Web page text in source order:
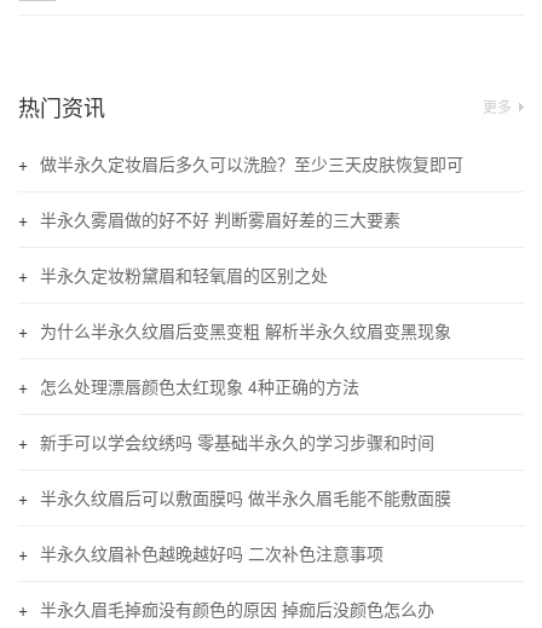
更多
热门资讯
做半永久定妆眉后多久可以洗脸？至少三天皮肤恢复即可
半永久雾眉做的好不好 判断雾眉好差的三大要素
半永久定妆粉黛眉和轻氧眉的区别之处
为什么半永久纹眉后变黑变粗 解析半永久纹眉变黑现象
怎么处理漂唇颜色太红现象 4种正确的方法
新手可以学会纹绣吗 零基础半永久的学习步骤和时间
半永久纹眉后可以敷面膜吗 做半永久眉毛能不能敷面膜
半永久纹眉补色越晚越好吗 二次补色注意事项
半永久眉毛掉痂没有颜色的原因 掉痂后没颜色怎么办